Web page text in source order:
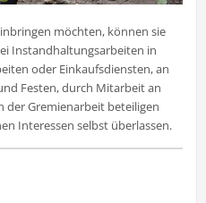
möchten, können sie
Instandhaltungsarbeiten in
oder Einkaufsdiensten, an
Festen, durch Mitarbeit an
der Gremienarbeit beteiligen
Interessen selbst überlassen.